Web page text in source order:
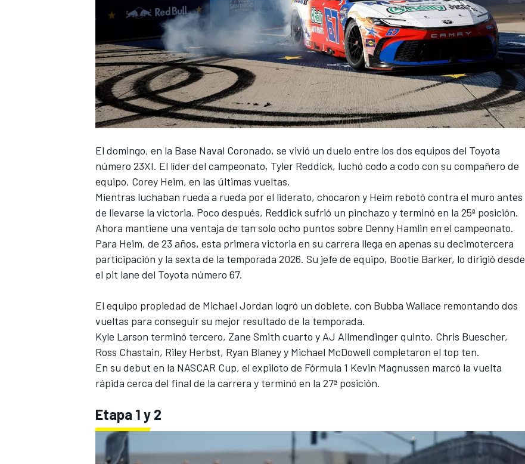
NASCAR CUP
FÓRMULA E
WRC
El domingo, en la Base Naval Coronado, se vivió un duelo entre los dos equipos del Toyota
número 23XI. El líder del campeonato, Tyler Reddick, luchó codo a codo con su compañero de
equipo, Corey Heim, en las últimas vueltas.
Mientras luchaban rueda a rueda por el liderato, chocaron y Heim rebotó contra el muro antes
de llevarse la victoria. Poco después, Reddick sufrió un pinchazo y terminó en la 25ª posición.
Ahora mantiene una ventaja de tan solo ocho puntos sobre Denny Hamlin en el campeonato.
Para Heim, de 23 años, esta primera victoria en su carrera llega en apenas su decimotercera
participación y la sexta de la temporada 2026. Su jefe de equipo, Bootie Barker, lo dirigió desde
el pit lane del Toyota número 67.
El equipo propiedad de Michael Jordan logró un doblete, con Bubba Wallace remontando dos
vueltas para conseguir su mejor resultado de la temporada.
Kyle Larson terminó tercero, Zane Smith cuarto y AJ Allmendinger quinto. Chris Buescher,
Ross Chastain, Riley Herbst, Ryan Blaney y Michael McDowell completaron el top ten.
En su debut en la NASCAR Cup, el expiloto de Fórmula 1 Kevin Magnussen marcó la vuelta
rápida cerca del final de la carrera y terminó en la 27ª posición.
Etapa 1 y 2